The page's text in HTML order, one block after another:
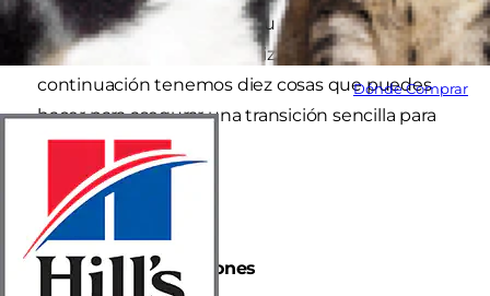
Dónde Comprar
muchos que tendrás con tu nuevo amigo
peludo. Para ayudar a suavizar ese estrés, a
continuación tenemos diez cosas que puedes
hacer para asegurar una transición sencilla para
todos.
1. Reúne sus provisiones